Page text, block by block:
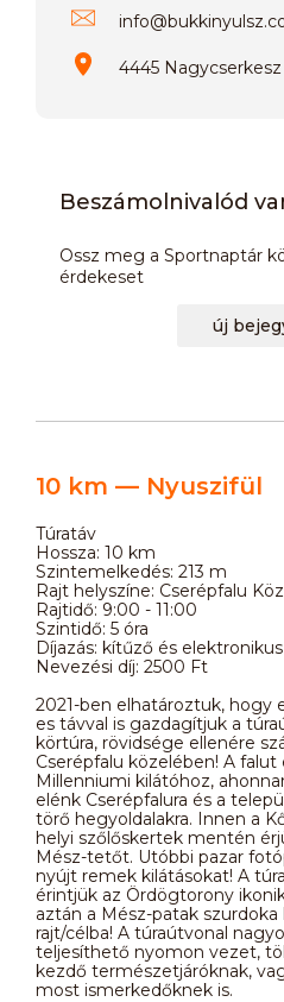
info@
4445 Nagycserkesz
Beszámolnivalód
Ossz meg a Sportnaptár
érdekeset
új
10 km — Nyuszifül
Túratáv
Hossza: 10 km
Szintemelkedés: 213 m
Rajt helyszíne: Cserépfalu
Rajtidő: 9:00 - 11:00
Szintidő: 5 óra
Díjazás: kítűző és
Nevezési díj: 2500 Ft
2021-ben elhatároztuk, hogy
es távval is gazdagítjuk a
körtúra, rövidsége ellenére
Cserépfalu közelében! A
Millenniumi kilátóhoz,
elénk Cserépfalura és a
törő hegyoldalakra. Innen a
helyi szőlőskertek mentén
Mész-tetőt. Utóbbi pazar
nyújt remek kilátásokat! A
érintjük az Ördögtorony
aztán a Mész-patak
rajt/célba! A túraútvonal
teljesíthető nyomon vezet,
kezdő természetjáróknak,
most ismerkedőknek is.